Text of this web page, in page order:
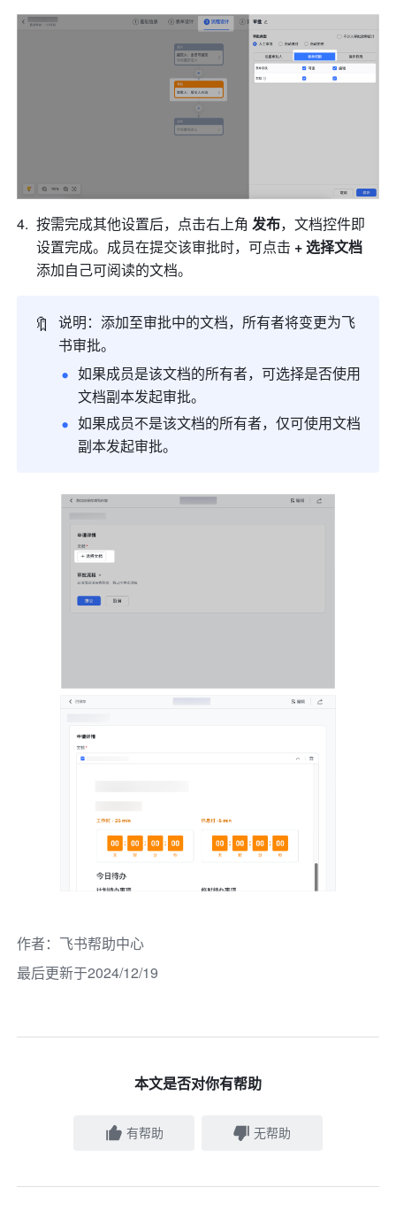
按需完成其他设置后，点击右上角 发布，文档控件即
设置完成。成员在提交该审批时，可点击
添加自己可阅读的文档。
🔖
说明：添加至审批中的文档，所有者将变更为飞
书审批。
如果成员是该文档的所有者，可选择是否使用
文档副本发起审批。
如果成员不是该文档的所有者，仅可使用文档
副本发起审批。
作者： 飞书帮助中心
最后更新于2024/12/19
本文是否对你有帮助
有帮助 无帮助